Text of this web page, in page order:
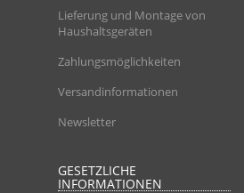
Lieferung und Montage von
Haushaltsgeräten
Zahlungsmöglichkeiten
Versandinformationen
Newsletter
GESETZLICHE
INFORMATIONEN